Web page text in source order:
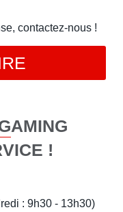
contactez-nous !
!
: 9h30 - 13h30)